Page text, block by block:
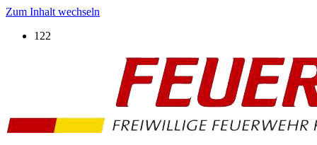
Zum Inhalt wechseln
122